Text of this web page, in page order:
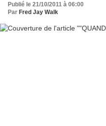
Publié le 21/10/2011 à 06:00
Par Fred Jay Walk